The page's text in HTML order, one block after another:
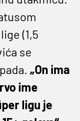
(1,5
se
„On ima
ime
ligu je